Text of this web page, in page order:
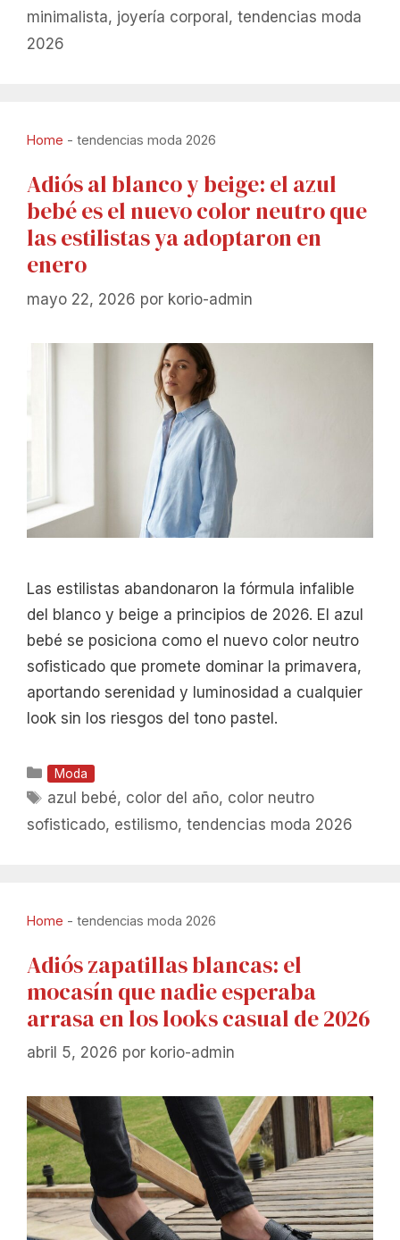
minimalista, joyería corporal , tendencias moda
2026
Home - tendencias moda 2026
Adiós al blanco y beige: el azul
bebé es el nuevo color neutro que
las estilistas ya adoptaron en
enero
mayo 22, 2026 por korio-admin
Las estilistas abandonaron la fórmula infalible
del blanco y beige a principios de 2026. El azul
bebé se posiciona como el nuevo color neutro
sofisticado que promete dominar la primavera,
aportando serenidad y luminosidad a cualquier
look sin los riesgos del tono pastel.
Categorías
Moda
Etiquetas
azul bebé, color del año, color neutro
sofisticado, estilismo, tendencias moda 2026
Home - tendencias moda 2026
Adiós zapatillas blancas: el
mocasín que nadie esperaba
arrasa en los looks casual de 2026
abril 5, 2026 por korio-admin